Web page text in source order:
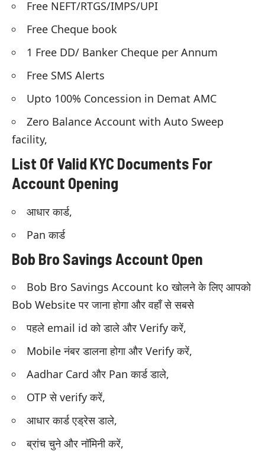
Free NEFT/RTGS/IMPS/UPI
Free Cheque book
1 Free DD/ Banker Cheque per Annum
Free SMS Alerts
Upto 100% Concession in Demat AMC
Zero Balance Account with Auto Sweep
facility,
List Of Valid KYC Documents For
Account Opening
आधार कार्ड,
Pan कार्ड
Bob Bro Savings Account Open
Bob Bro Savings Account ko खोलने के लिए आपको
Bob Websiteपर जाना होगा और वहाँ से सबसे
पहले email id को डाले और Verify करें,
Mobile नंबर डालना होगा और Verify करें,
Aadhar Card और Pan कार्ड डाले,
OTP से verify करें,
आधार कार्ड एड्रेस डाले,
ब्रांच चुने और नॉमिनी करें,